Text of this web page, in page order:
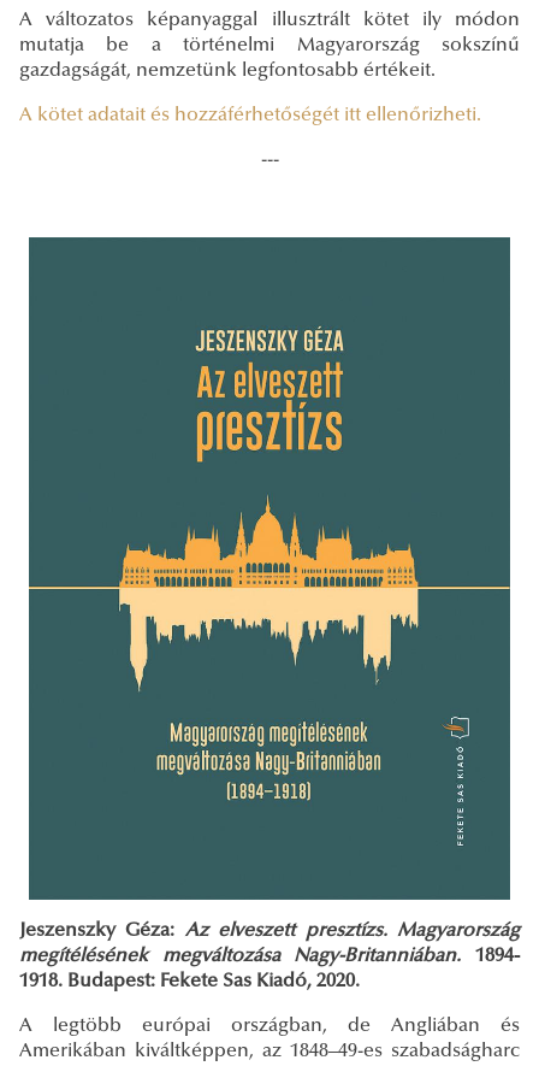
A változatos képanyaggal illusztrált kötet ily módon
mutatja be a történelmi Magyarország sokszínű
gazdagságát, nemzetünk legfontosabb értékeit.
A kötet adatait és hozzáférhetőségét itt ellenőrizheti.
---
Jeszenszky Géza: Az elveszett presztízs. Magyarország
megítélésének megváltozása Nagy-Britanniában. 1894-
1918. Budapest: Fekete Sas Kiadó, 2020.
A legtöbb európai országban, de Angliában és
Amerikában kiváltképpen, az 1848–49-es szabadságharc